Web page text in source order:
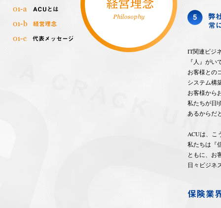
IT関連ビジ
『人』が
お客様との
システム構
お客様から
私たちが日
あるからだ
ACUは、こ
私たちは『
ともに、お
日々ビジネ